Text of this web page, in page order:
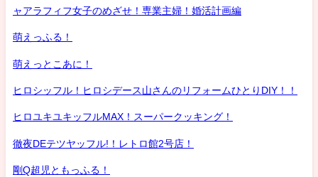
ャアラフィフ女子のめざせ！専業主婦！婚活計画編
萌えっふる！
萌えっとこあに！
ヒロシッフル！ヒロシデース山さんのリフォームひとりDIY！！
ヒロユキユキッフルMAX！スーパークッキング！
徹夜DEテツヤッフル!！レトロ館2号店！
剛Q超児ともっふる！